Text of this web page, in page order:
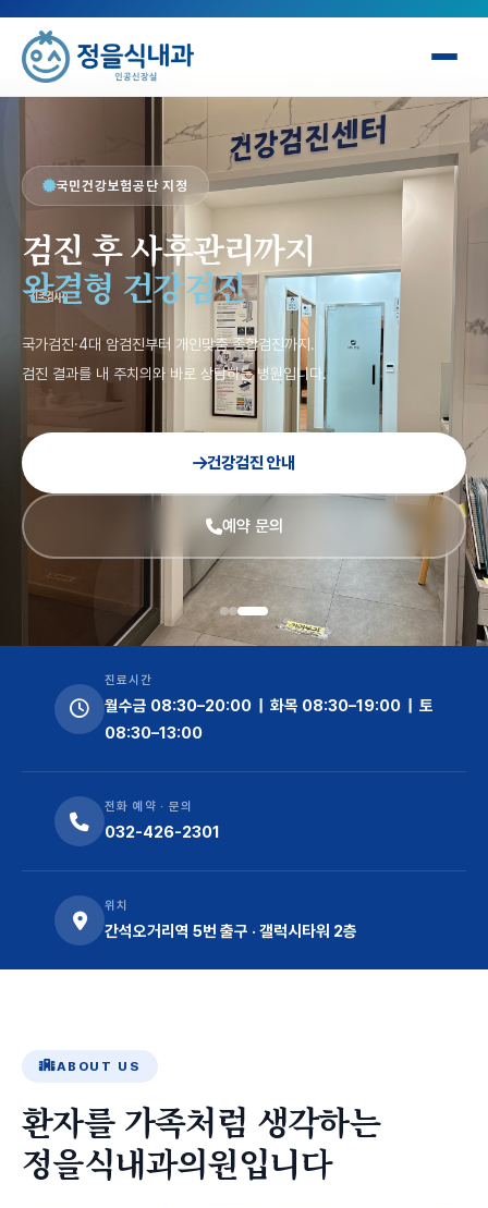
국민건강보험공단 지정
검진 후 사후관리까지
완결형 건강검진
국가검진·4대 암검진부터 개인맞춤 종합검진까지.
검진 결과를 내 주치의와 바로 상담하는 병원입니다.
건강검진 안내
예약 문의
진료시간
월수금 08:30–20:00 | 화목 08:30–19:00 | 토
08:30–13:00
전화 예약 · 문의
032-426-2301
위치
간석오거리역 5번 출구 · 갤럭시타워 2층
ABOUT US
환자를 가족처럼 생각하는
정을식내과의원입니다